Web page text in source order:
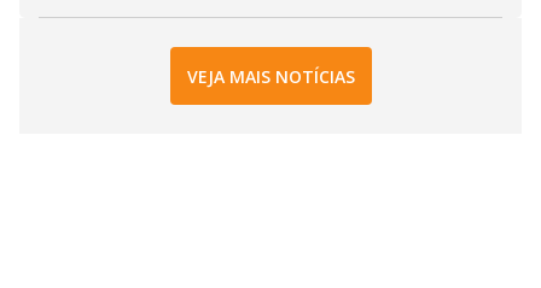
VEJA MAIS NOTÍCIAS